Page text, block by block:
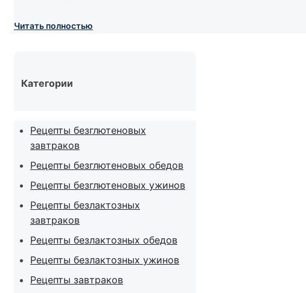
Читать полностью
Категории
Рецепты безглютеновых
завтраков
Рецепты безглютеновых обедов
Рецепты безглютеновых ужинов
Рецепты безлактозных
завтраков
Рецепты безлактозных обедов
Рецепты безлактозных ужинов
Рецепты завтраков